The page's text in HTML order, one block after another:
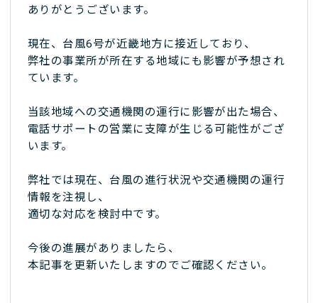
ありがとうございます。
現在、台風6号が近畿地方に接近しており、
弊社の事業所が所在する地域にも影響が予想され
ています。
当該地域への交通機関の運行に影響が出た場合、
電話サポートの営業に支障が生じる可能性がござ
います。
弊社では現在、台風の進行状況や交通機関の運行
情報を注視し、
適切な対応を検討中です。
今後の進展がありましたら、
本記事を更新いたしますのでご確認ください。